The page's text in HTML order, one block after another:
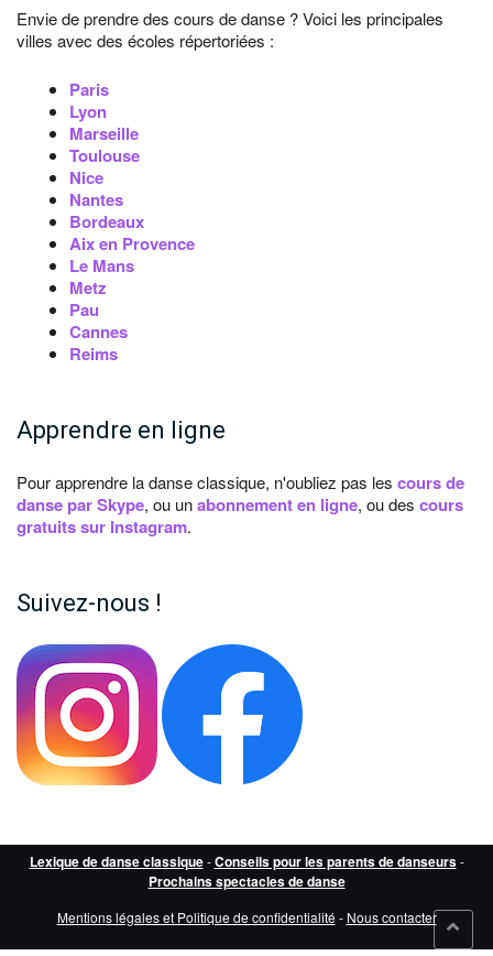
Envie de prendre des cours de danse ? Voici les principales
villes avec des écoles répertoriées :
Paris
Lyon
Marseille
Toulouse
Nice
Nantes
Bordeaux
Aix en Provence
Le Mans
Metz
Pau
Cannes
Reims
Apprendre en ligne
Pour apprendre la danse classique, n'oubliez pas les cours de
danse par Skype, ou unabonnement en ligne, ou des cours
gratuits sur Instagram.
Suivez-nous !
Lexique de danse classique-Conseils pour les parents de danseurs-
Prochains spectacles de danse
Mentions légales et Politique de confidentialité - Nous contacter